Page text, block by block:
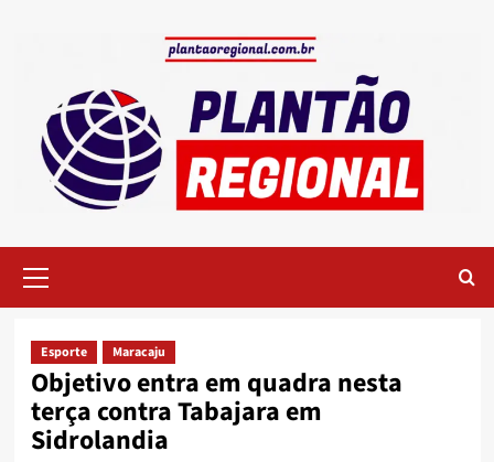
Menu
Esporte Maracaju
Objetivo entra em quadra nesta
terça contra Tabajara em
Sidrolandia